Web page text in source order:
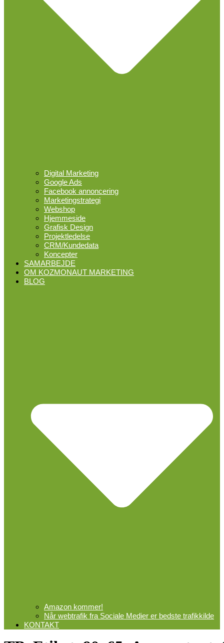
Digital Marketing
Google Ads
Facebook annoncering
Marketingstrategi
Webshop
Hjemmeside
Grafisk Design
Projektledelse
CRM/Kundedata
Koncepter
SAMARBEJDE
OM KOZMONAUT MARKETING
BLOG
Amazon kommer!
Når webtrafik fra Sociale Medier er bedste trafikkilde
KONTAKT